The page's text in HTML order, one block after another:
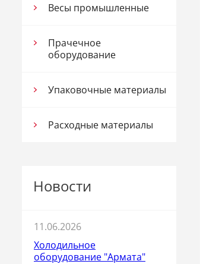
Весы промышленные
Прачечное
оборудование
Упаковочные материалы
Расходные материалы
Новости
11.06.2026
Холодильное
оборудование "Армата"